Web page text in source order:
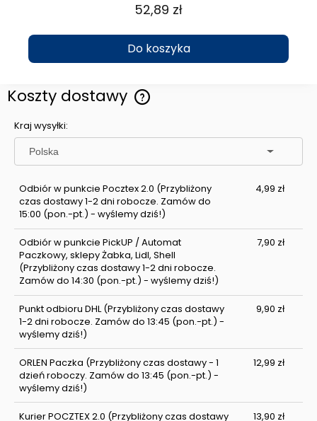
52,89 zł
Do koszyka
Koszty dostawy
Cena nie zawiera ewentualnych kosztów płatności
Kraj wysyłki:
Odbiór w punkcie Pocztex 2.0 (Przybliżony
czas dostawy 1-2 dni robocze. Zamów do
15:00 (pon.-pt.) - wyślemy dziś!)
4,99 zł
Odbiór w punkcie PickUP / Automat
Paczkowy, sklepy Żabka, Lidl, Shell
(Przybliżony czas dostawy 1-2 dni robocze.
Zamów do 14:30 (pon.-pt.) - wyślemy dziś!)
7,90 zł
Punkt odbioru DHL(Przybliżony czas dostawy
1-2 dni robocze. Zamów do 13:45 (pon.-pt.) -
wyślemy dziś!)
9,90 zł
ORLEN Paczka (Przybliżony czas dostawy - 1
dzień roboczy. Zamów do 13:45 (pon.-pt.) -
wyślemy dziś!)
12,99 zł
Kurier POCZTEX 2.0 (Przybliżony czas dostawy 13,90 zł